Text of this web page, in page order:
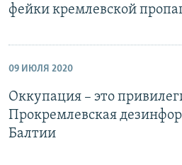
фейки кремлевской
09 ИЮЛЯ 2020
Оккупация – это
Прокремлевская
Балтии